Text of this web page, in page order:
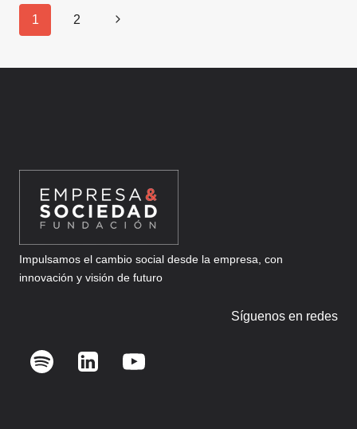
B2B
DE
Navegación
de
página
1 2 Siguiente
Impulsamos el cambio social desde la empresa, con
innovación y visión de futuro
Síguenos en redes